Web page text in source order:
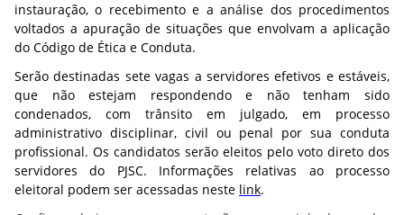
instauração, o recebimento e a análise dos procedimentos
voltados a apuração de situações que envolvam a aplicação
do Código de Ética e Conduta.
Serão destinadas sete vagas a servidores efetivos e estáveis,
que não estejam respondendo e não tenham sido
condenados, com trânsito em julgado, em processo
administrativo disciplinar, civil ou penal por sua conduta
profissional. Os candidatos serão eleitos pelo voto direto dos
servidores do PJSC. Informações relativas ao processo
eleitoral podem ser acessadas neste link.